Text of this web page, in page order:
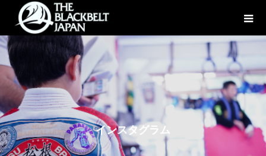
インスタグラ ム